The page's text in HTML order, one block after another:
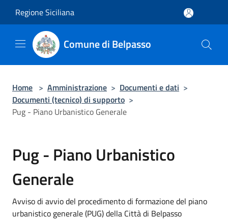
Regione Siciliana
Comune di Belpasso
Home > Amministrazione > Documenti e dati >
Documenti (tecnico) di supporto >
Pug - Piano Urbanistico Generale
Pug - Piano Urbanistico
Generale
Avviso di avvio del procedimento di formazione del piano
urbanistico generale (PUG) della Città di Belpasso